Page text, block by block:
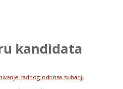
kandidata
radnog-odnosa-svibanj-